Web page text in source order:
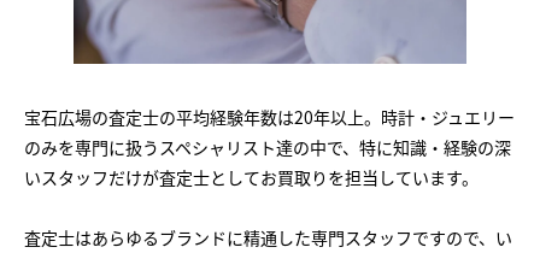
宝石広場の査定士の平均経験年数は20年以上。時計・ジュエリー
のみを専門に扱うスペシャリスト達の中で、特に知識・経験の深
いスタッフだけが査定士としてお買取りを担当しています。
査定士はあらゆるブランドに精通した専門スタッフですので、い